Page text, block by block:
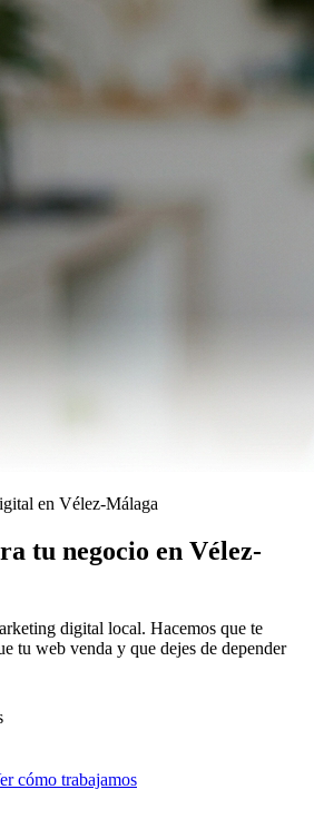
en Vélez-Málaga
tu negocio en Vélez-
digital local. Hacemos que te
tu web venda y que dejes de depender
cómo trabajamos